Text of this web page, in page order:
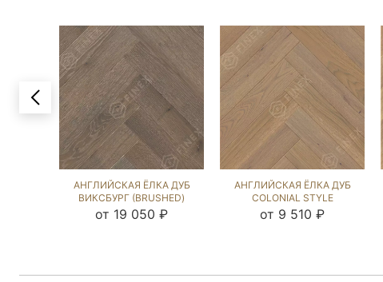
АНГЛИЙСКАЯ ЁЛКА ДУБ
ВИКСБУРГ (BRUSHED)
103724
от 19 050 ₽
АНГЛИЙСКАЯ ЁЛКА ДУБ
COLONIAL STYLE
(BRUSHED) 142930
от 9 510 ₽